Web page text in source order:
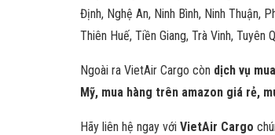
Định, Nghệ An, Ninh Bình, Ninh Thuận,
Thiên Huế, Tiền Giang, Trà Vinh, Tuyên
Ngoài ra VietAir Cargo còn dịch vụ
Mỹ, mua hàng trên amazon giá rẻ,
Hãy liên hệ ngay với VietAir Cargo